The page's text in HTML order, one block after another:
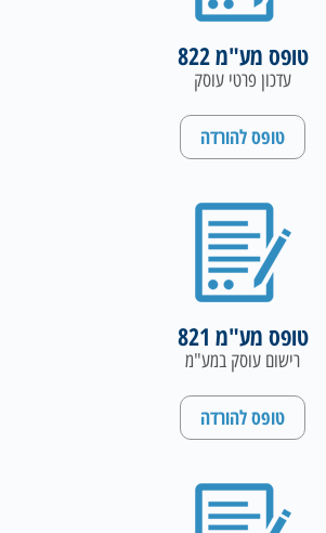
טופס מע"מ 822
עדכון פרטי עוסק
טופס להורדה
טופס מע"מ 821
רישום עוסק במע"מ
טופס להורדה